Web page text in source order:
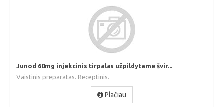
Junod 60mg injekcinis tirpalas užpildytame švir...
Vaistinis preparatas. Receptinis.
Plačiau